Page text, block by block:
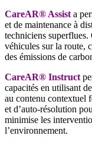
CareAR® Assist a
et de maintenance à
techniciens
véhicules sur la route,
des émissions de
CareAR® Instruct
capacités en utilisant
au contenu contextuel
et d’auto-résolution
minimise les
l’environnement.